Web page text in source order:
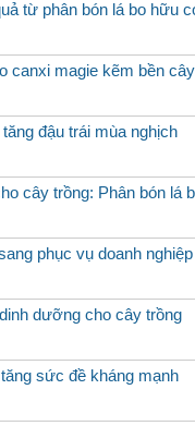
từ phân bón lá bo hữu
canxi magie kẽm bền cây
đậu trái mùa nghịch
cây trồng: Phân bón lá
phục vụ doanh
dưỡng cho cây trồng
sức đề kháng mạnh